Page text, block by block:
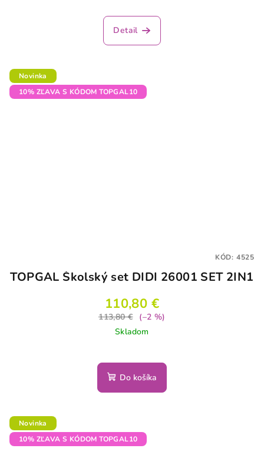
hodnotenie
produktu
hviezdičiek.
Detail
Novinka
10% ZĽAVA S KÓDOM TOPGAL10
TOPGAL Školský set DIDI 26001 SET 2IN1
110,80 €
113,80 €
(–2 %)
Skladom
Do košíka
KÓD: 4525
Novinka
10% ZĽAVA S KÓDOM TOPGAL10